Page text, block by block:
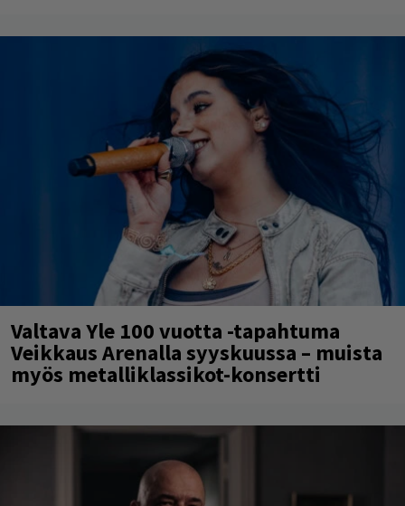
Valtava Yle 100 vuotta -tapahtuma
Veikkaus Arenalla syyskuussa – muista
myös metalliklassikot-konsertti